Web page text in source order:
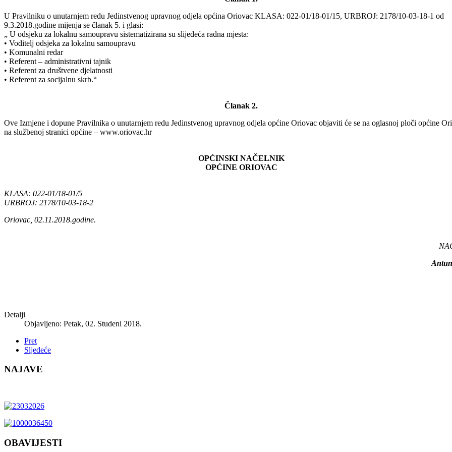
U Pravilniku o unutarnjem redu Jedinstvenog upravnog odjela općina Oriovac KLASA: 022-01/18-01/15, URBROJ: 2178/10-03-18-1 od
9.3.2018.godine mijenja se članak 5. i glasi:
„ U odsjeku za lokalnu samoupravu sistematizirana su slijedeća radna mjesta:
• Voditelj odsjeka za lokalnu samoupravu
• Komunalni redar
• Referent – administrativni tajnik
• Referent za društvene djelatnosti
• Referent za socijalnu skrb.“
Članak 2.
Ove Izmjene i dopune Pravilnika o unutarnjem redu Jedinstvenog upravnog odjela općine Oriovac objaviti će se na oglasnoj ploči općine
na službenoj stranici općine – www.oriovac.hr
OPĆINSKI NAČELNIK
OPĆINE ORIOVAC
KLASA: 022-01/18-01/5
URBROJ: 2178/10-03-18-2
Oriovac, 02.11.2018.godine.
Detalji
Objavljeno: Petak, 02. Studeni 2018.
Pret
Sljedeće
NAJAVE
OBAVIJESTI